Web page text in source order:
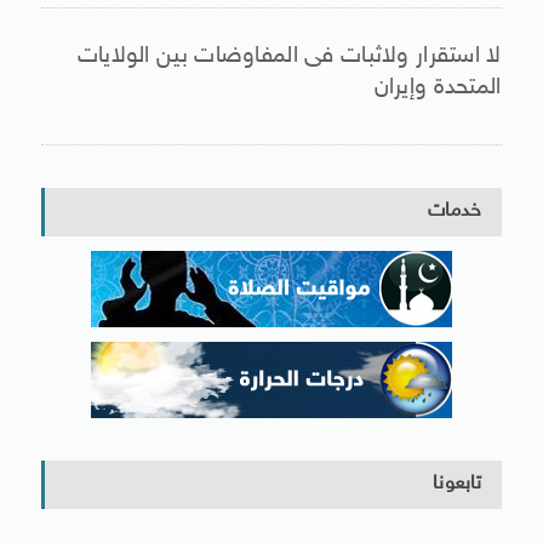
لا استقرار ولاثبات فى المفاوضات بين الولايات
المتحدة وإيران
خدمات
تابعونا